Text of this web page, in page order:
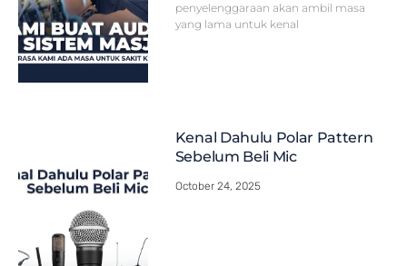
penyelenggaraan akan ambil masa
yang lama untuk kenal
Kenal Dahulu Polar Pattern
Sebelum Beli Mic
October 24, 2025